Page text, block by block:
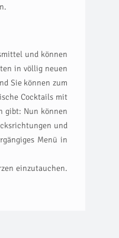
und können
in völlig neuen
Sie können zum
Cocktails mit
gibt: Nun können
und
Menü in
einzutauchen.